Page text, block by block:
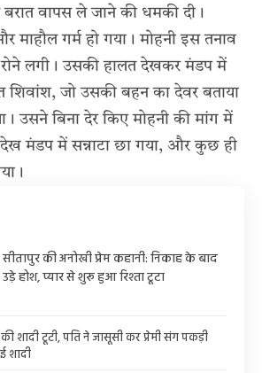
वापस ले जाने की धमकी दी।
माहौल गर्म हो गया। मोहनी इस तनाव
लगी। उसकी हालत देखकर मंडप में
शिवांश, जो उसकी बहन का देवर बताया
उसने बिना देर किए मोहनी की मांग में
देख मंडप में सन्नाटा छा गया, और कुछ ही
सीतापुर की अनोखी प्रेम कहानी: निकाह के बाद
उड़े होश, प्यार से शुरू हुआ रिश्ता टूटा
शादी टूटी, पति ने जासूसी कर प्रेमी संग पकड़ी
शादी